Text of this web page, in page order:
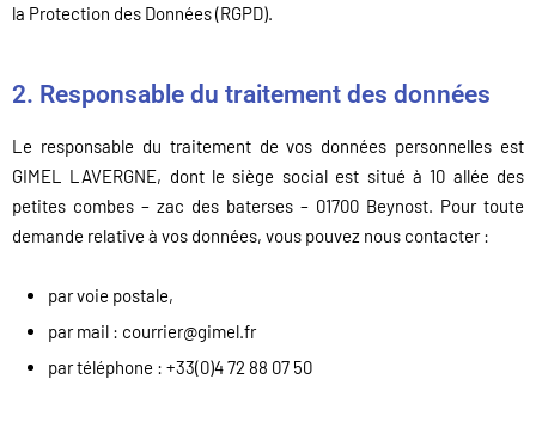
la Protection des Données (RGPD).
2. Responsable du traitement des données
Le responsable du traitement de vos données personnelles est
GIMEL LAVERGNE, dont le siège social est situé à 10 allée des
petites combes – zac des baterses – 01700 Beynost. Pour toute
demande relative à vos données, vous pouvez nous contacter :
par voie postale,
par mail : courrier@gimel.fr
par téléphone : +33(0)4 72 88 07 50